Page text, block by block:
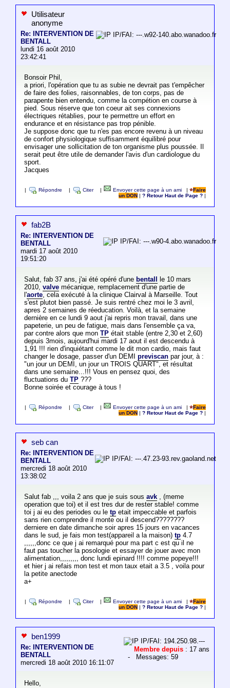
Utilisateur
anonyme
Re: INTERVENTION DE
BENTALL
lundi 16 août 2010
23:42:41
IP/FAI: ---.w92-140.abo.wanadoo.fr
Bonsoir Phil,
a priori, l'opération que tu as subie ne devrait pas t'empêcher
de faire des folies, raisonnables, de ton corps, pas de
parapente bien entendu, comme la compétion en course à
pied. Sous réserve que ton coeur ait ses connexions
électriques rétablies, pour te permettre un effort en
endurance et en résistance pas trop pénible.
Je suppose donc que tu n'es pas encore revenu à un niveau
de confort physiologique suffisamment équilibré pour
envisager une sollicitation de ton organisme plus poussée. Il
serait peut être utile de demander l'avis d'un cardiologue du
sport.
Jacques
Répondre Citer Envoyer cette page à un ami |
Faire
un DON
|? Retour Haut de Page ?
fab2B
Re: INTERVENTION DE
BENTALL
mardi 17 août 2010
19:51:20
IP/FAI: ---.w90-4.abo.wanadoo.fr
Salut, fab 37 ans, j'ai été opéré d'une bentall
le 10 mars
2010, valvemécanique, remplacement d'une partie de
l'aorte, cela exécuté à la clinique Clairval à Marseille. Tout
s'est plutot bien passé. Je suis rentré chez moi le 3 avril,
apres 2 semaines de réeducation. Voilà, et la semaine
dernière en ce lundi 9 aout j'ai repris mon travail, dans une
papeterie, un peu de fatigue, mais dans l'ensemble ça va,
par contre alors que mon TPétait stable (entre 2,30 et 2,60)
depuis 3mois, aujourd'hui mardi 17 aout il est descendu à
1,91 !!! rien d'inquiétant comme le dit mon cardio, mais faut
changer le dosage, passer d'un DEMI previscanpar jour, à :
"un jour un DEMI, un jour un TROIS QUART", et résultat
dans une semaine...!!! Vous en pensez quoi, des
fluctuations du TP???
Bonne soirée et courage à tous !
Répondre Citer Envoyer cette page à un ami |
Faire
un DON
|? Retour Haut de Page ?
seb can
Re: INTERVENTION DE
BENTALL
mercredi 18 août 2010
13:38:02
IP/FAI: ---.47.23-93.rev.gaoland.net
Salut fab ,,, voila 2 ans que je suis sous avk, (meme
operation que toi) et il est tres dur de rester stable! comme
toi j ai eu des periodes ou le tpetait impeccable et parfois
sans rien comprendre il monte ou il descend????????
derniere en date dimanche soir apres 15 jours en vacances
dans le sud, je fais mon test(appareil a la maison) tp4.7
,,,,,,donc ce que j ai remarqué pour ma part c est qu il ne
faut pas toucher la posologie et essayer de jouer avec mon
alimentation,,,,,,,,, donc lundi epinard !!!! comme popeye!!!
et hier j ai refais mon test et mon taux etait a 3.5 , voila pour
la petite anectode
a+
Répondre Citer Envoyer cette page à un ami |
Faire
un DON
|? Retour Haut de Page ?
ben1999
Re: INTERVENTION DE
BENTALL
mercredi 18 août 2010 16:11:07
IP/FAI: 194.250.98.---
Membre depuis : 17 ans
- Messages: 59
Hello,